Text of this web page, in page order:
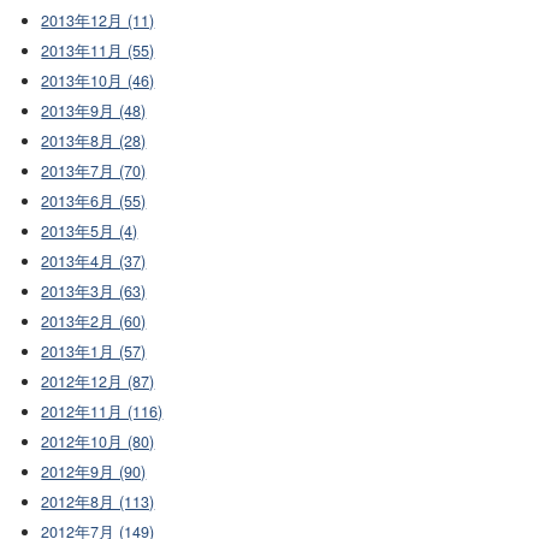
2013年12月 (11)
2013年11月 (55)
2013年10月 (46)
2013年9月 (48)
2013年8月 (28)
2013年7月 (70)
2013年6月 (55)
2013年5月 (4)
2013年4月 (37)
2013年3月 (63)
2013年2月 (60)
2013年1月 (57)
2012年12月 (87)
2012年11月 (116)
2012年10月 (80)
2012年9月 (90)
2012年8月 (113)
2012年7月 (149)